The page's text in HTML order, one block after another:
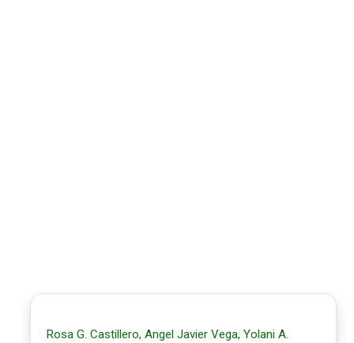
Rosa G. Castillero, Angel Javier Vega, Yolani A.